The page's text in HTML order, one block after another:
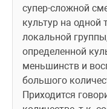
супер-сложной
культур на одной
локальной
определенной
меньшинств и
большого
Приходится